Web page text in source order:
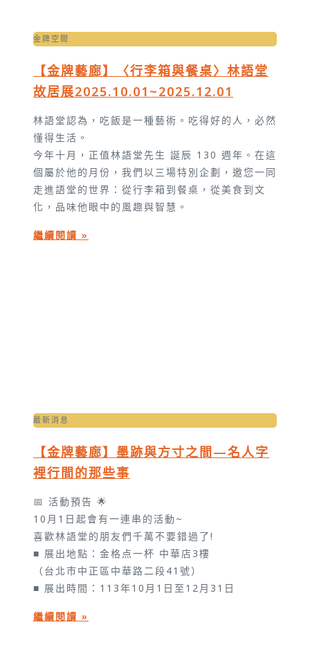
金牌空間
【金牌藝廊】〈行李箱與餐桌〉林語堂
故居展2025.10.01~2025.12.01
林語堂認為，吃飯是一種藝術。吃得好的人，必然
懂得生活。
今年十月，正值林語堂先生 誕辰 130 週年。在這
個屬於他的月份，我們以三場特別企劃，邀您一同
走進語堂的世界：從行李箱到餐桌，從美食到文
化，品味他眼中的風趣與智慧。
繼續閱讀 »
最新消息
【金牌藝廊】墨跡與方寸之間—名人字
裡行間的那些事
📅 活動預告 🌟
10月1日起會有一連串的活動~
喜歡林語堂的朋友們千萬不要錯過了!
■ 展出地點：金格点一杯 中華店3樓
（台北市中正區中華路二段41號）
■ 展出時間：113年10月1日至12月31日
繼續閱讀 »